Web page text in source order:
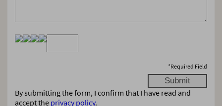
*Required Field
By submitting the form, I confirm that I have read and
accept the privacy policy.